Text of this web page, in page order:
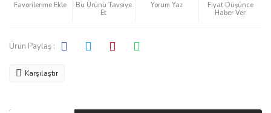
Bu Ürünü Tavsiye
Et
Yorum Yaz
Fiyat Düşünce
Haber Ver
Ürün Paylaş :
Karşılaştır